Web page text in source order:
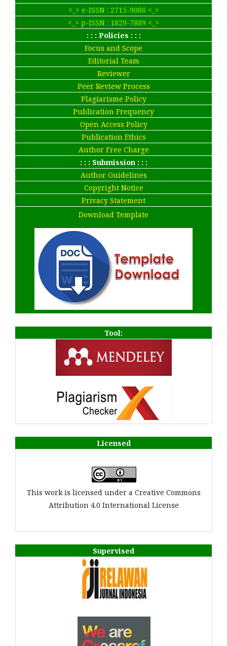
<_> e-ISSN : 2715-9086 <_>
<_> p-ISSN : 1829-7889 <_>
: : : Policies : : :
Focus and Scope
Editorial Team
Reviewer
Peer Review Process
Plagiarisme Policy
Publication Frequency
Open Access Policy
Publication Ethics
Author Free Charge
: : : Submission : : :
Author Guidelines
Copyright Notice
Privacy Statement
Download Template
Tool:
Licensed
This work is licensed under a Creative Commons
Attribution 4.0 International License
Supervised